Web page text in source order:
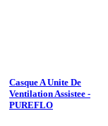
Casque A Unite De
Ventilation Assistee -
PUREFLO